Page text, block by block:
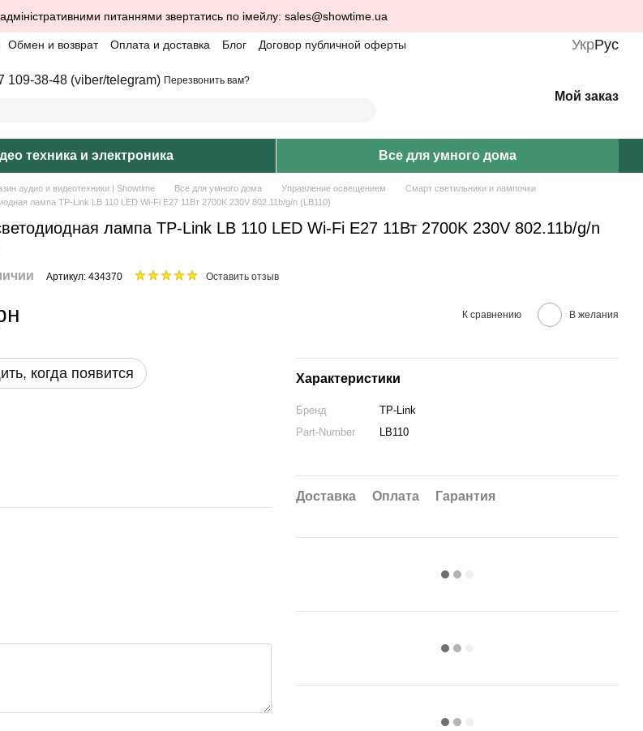
питаннями звертатись по імейлу: sales@showtime.ua
Обмен и возврат Оплата и доставка Блог Договор публичной оферты УкрРус
109-38-48 (viber/telegram) Перезвонить вам?
Мой заказ
техника и электроника Все для умного дома
аудио и видеотехники | Showtime Все для умного дома Управление освещением
Смарт светильники и лампочки
лампа TP-Link LB 110 LED Wi-Fi E27 11Вт 2700K 230V 802.11b/g/n (LB110)
лампа TP-Link LB 110 LED Wi-Fi E27 11Вт 2700K 230V 802.11b/g/n
Артикул: 434370 Оставить отзыв
К сравнению В желания
когда появится Характеристики
Бренд
TP-Link
Part-Number
LB110
Доставка Оплата Гарантия